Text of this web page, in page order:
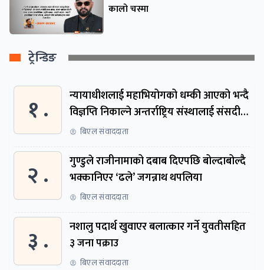
कालो चस्मा
ट्रेन्डिङ
१ .
न्यायाधीशलाई महाभियोगको धम्की आएको भन्दै
विज्ञप्ति निकाल्ने अन्तर्राष्ट्रिय संस्थालाई संसदीय
समितिमा बोलाइयो
बिएल संवाददाता
२ .
गुण्डुले राजीनामाको दबाब दिएपछि बोल्दाबोल्दै
भक्कानिएर ‘ढले’ जगन्नाथ थपलिया
बिएल संवाददाता
३ .
नशालु पदार्थ खुवाएर बलात्कार गर्ने युवतीसहित
३ जना पक्राउ
बिएल संवाददाता